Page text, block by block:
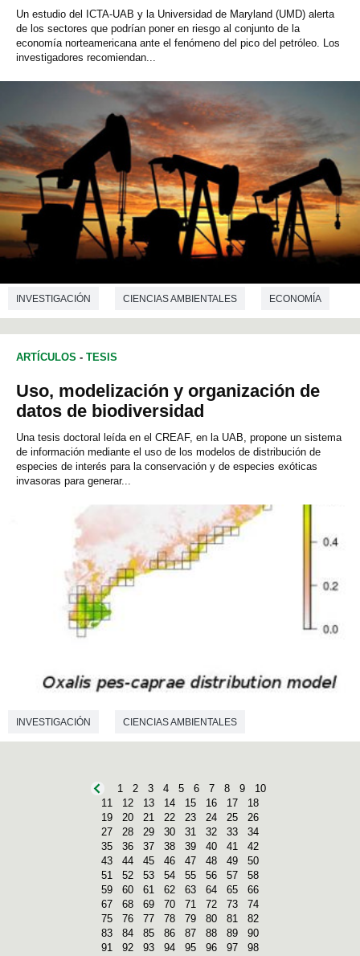
Un estudio del ICTA-UAB y la Universidad de Maryland (UMD) alerta
de los sectores que podrían poner en riesgo al conjunto de la
economía norteamericana ante el fenómeno del pico del petróleo. Los
investigadores recomiendan...
INVESTIGACIÓN CIENCIAS AMBIENTALES ECONOMÍA
ARTÍCULOS - TESIS
Uso, modelización y organización de
datos de biodiversidad
Una tesis doctoral leída en el CREAF, en la UAB, propone un sistema
de información mediante el uso de los modelos de distribución de
especies de interés para la conservación y de especies exóticas
invasoras para generar...
INVESTIGACIÓN CIENCIAS AMBIENTALES
1 2 3 4 5 6 7 8 9
10
11
12 13 14 15 16 17
18
19
20 21 22 23 24 25
26
27
28 29 30 31 32 33
34
35
36 37 38 39 40 41
42
43
44 45 46 47 48 49
50
51
52 53 54 55 56 57
58
59
60 61 62 63 64 65
66
67
68 69 70 71 72 73
74
75
76 77 78 79 80 81
82
83
84 85 86 87 88 89
90
91
92 93 94 95 96 97
98